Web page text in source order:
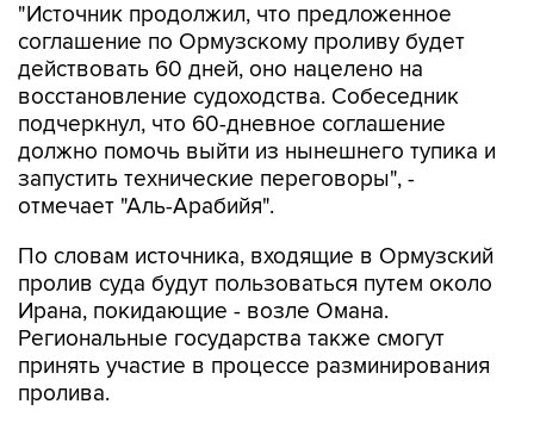
"Источник продолжил, что предложенное
соглашение по Ормузскому проливу будет
действовать 60 дней, оно нацелено на
восстановление судоходства. Собеседник
подчеркнул, что 60-дневное соглашение
должно помочь выйти из нынешнего тупика и
запустить технические переговоры", -
отмечает "Аль-Арабийя".
По словам источника, входящие в Ормузский
пролив суда будут пользоваться путем около
Ирана, покидающие - возле Омана.
Региональные государства также смогут
принять участие в процессе разминирования
пролива.